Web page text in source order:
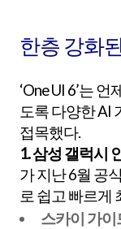
한층 강화
‘One UI 6’는
도록 다양한 AI
접목했다.
1. 삼성 갤럭시
가 지난 6월 공
로 쉽고 빠르게
스카이 가이